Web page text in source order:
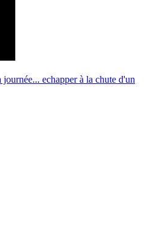
echapper à la chute d'un